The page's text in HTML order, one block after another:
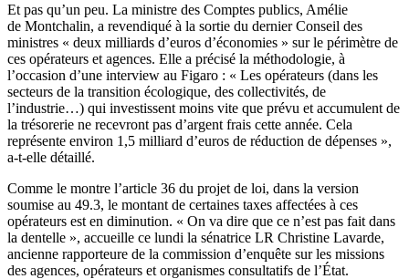
Et pas qu’un peu. La ministre des Comptes publics, Amélie
de Montchalin, a revendiqué à la sortie du dernier Conseil des
ministres « deux milliards d’euros d’économies » sur le périmètre de
ces opérateurs et agences. Elle a précisé la méthodologie, à
l’occasion d’une interview au Figaro : « Les opérateurs (dans les
secteurs de la transition écologique, des collectivités, de
l’industrie…) qui investissent moins vite que prévu et accumulent de
la trésorerie ne recevront pas d’argent frais cette année. Cela
représente environ 1,5 milliard d’euros de réduction de dépenses »,
a-t-elle détaillé.
Comme le montre l’article 36 du projet de loi, dans la version
soumise au 49.3, le montant de certaines taxes affectées à ces
opérateurs est en diminution. « On va dire que ce n’est pas fait dans
la dentelle », accueille ce lundi la sénatrice LR Christine Lavarde,
ancienne rapporteure de la commission d’enquête sur les missions
des agences, opérateurs et organismes consultatifs de l’État.